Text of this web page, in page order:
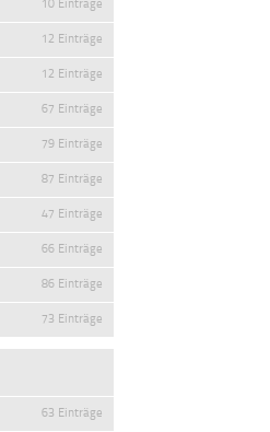
12 Einträge
12 Einträge
67 Einträge
79 Einträge
87 Einträge
47 Einträge
66 Einträge
86 Einträge
73 Einträge
63 Einträge